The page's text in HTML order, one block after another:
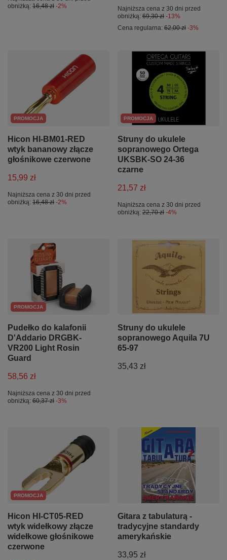
obniżką: 16,48 zł -2%
Najniższa cena z 30 dni przed
obniżką: 69,30 zł -13%
Cena regularna: 62,00 zł -3%
PROMOCJA
Hicon HI-BM01-RED
wtyk bananowy złącze
głośnikowe czerwone
15,99 zł
Najniższa cena z 30 dni przed
obniżką: 16,48 zł -2%
PROMOCJA
Struny do ukulele
sopranowego Ortega
UKSBK-SO 24-36
czarne
21,57 zł
Najniższa cena z 30 dni przed
obniżką: 22,70 zł -4%
PROMOCJA
Pudełko do kalafonii
D'Addario DRGBK-
VR200 Light Rosin
Guard
58,56 zł
Najniższa cena z 30 dni przed
obniżką: 60,37 zł -3%
Struny do ukulele
sopranowego Aquila 7U
65-97
35,43 zł
PROMOCJA
Hicon HI-CT05-RED
wtyk widełkowy złącze
widełkowe głośnikowe
czerwone
Gitara z tabulaturą -
tradycyjne standardy
amerykańskie
33,95 zł